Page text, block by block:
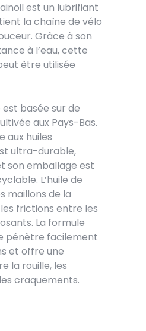
est un lubrifiant
la chaîne de vélo
Grâce à son
à l’eau, cette
être utilisée
est basée sur de
aux Pays-Bas.
aux huiles
ultra-durable,
son emballage est
L’huile de
maillons de la
frictions entre les
La formule
pénètre facilement
et offre une
la rouille, les
craquements.